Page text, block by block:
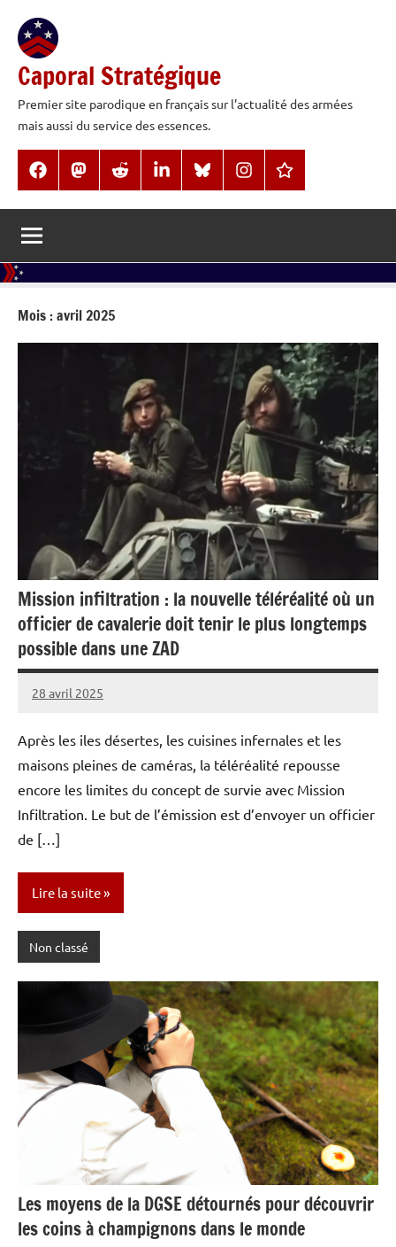
contenu
Caporal Stratégique
Premier site parodique en français sur l'actualité des armées
mais aussi du service des essences.
FacebookMastodonReddit LinkedInBlueSkyInstagramThreads
Mois :avril 2025
Mission infiltration : la nouvelle téléréalité où un
officier de cavalerie doit tenir le plus longtemps
possible dans une ZAD
28 avril 2025
Caporal
1
Après les iles désertes, les cuisines infernales et les
maisons pleines de caméras, la téléréalité repousse
encore les limites du concept de survie avec Mission
Infiltration. Le but de l’émission est d’envoyer un officier
de […]
Lire la suite
Non classé
Les moyens de la DGSE détournés pour découvrir
les coins à champignons dans le monde